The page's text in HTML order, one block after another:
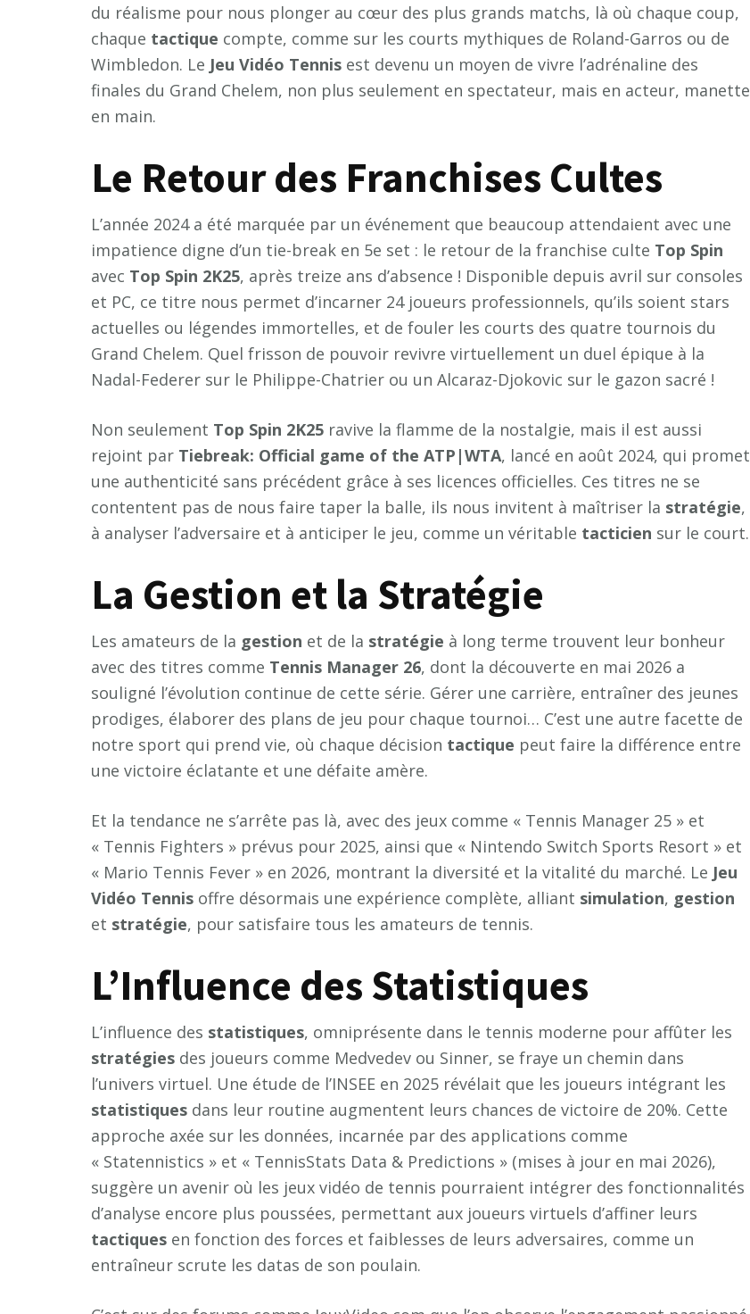
du réalisme pour nous plonger au cœur des plus grands matchs, là où chaque coup,
chaque tactique compte, comme sur les courts mythiques de Roland-Garros ou de
Wimbledon. Le Jeu Vidéo Tennis est devenu un moyen de vivre l’adrénaline des
finales du Grand Chelem, non plus seulement en spectateur, mais en acteur, manette
en main.
Le Retour des Franchises Cultes
L’année 2024 a été marquée par un événement que beaucoup attendaient avec une
impatience digne d’un tie-break en 5e set : le retour de la franchise culte Top Spin
avec Top Spin 2K25, après treize ans d’absence ! Disponible depuis avril sur consoles
et PC, ce titre nous permet d’incarner 24 joueurs professionnels, qu’ils soient stars
actuelles ou légendes immortelles, et de fouler les courts des quatre tournois du
Grand Chelem. Quel frisson de pouvoir revivre virtuellement un duel épique à la
Nadal-Federer sur le Philippe-Chatrier ou un Alcaraz-Djokovic sur le gazon sacré !
Non seulement Top Spin 2K25 ravive la flamme de la nostalgie, mais il est aussi
rejoint par Tiebreak: Official game of the ATP|WTA, lancé en août 2024, qui promet
une authenticité sans précédent grâce à ses licences officielles. Ces titres ne se
contentent pas de nous faire taper la balle, ils nous invitent à maîtriser la stratégie,
à analyser l’adversaire et à anticiper le jeu, comme un véritable tacticien sur le court.
La Gestion et la Stratégie
Les amateurs de la gestion et de la stratégie à long terme trouvent leur bonheur
avec des titres comme Tennis Manager 26, dont la découverte en mai 2026 a
souligné l’évolution continue de cette série. Gérer une carrière, entraîner des jeunes
prodiges, élaborer des plans de jeu pour chaque tournoi… C’est une autre facette de
notre sport qui prend vie, où chaque décision tactique peut faire la différence entre
une victoire éclatante et une défaite amère.
Et la tendance ne s’arrête pas là, avec des jeux comme « Tennis Manager 25 » et
« Tennis Fighters » prévus pour 2025, ainsi que « Nintendo Switch Sports Resort » et
« Mario Tennis Fever » en 2026, montrant la diversité et la vitalité du marché. Le Jeu
Vidéo Tennis offre désormais une expérience complète, alliant simulation, gestion
et stratégie, pour satisfaire tous les amateurs de tennis.
L’Influence des Statistiques
L’influence des statistiques, omniprésente dans le tennis moderne pour affûter les
stratégies des joueurs comme Medvedev ou Sinner, se fraye un chemin dans
l’univers virtuel. Une étude de l’INSEE en 2025 révélait que les joueurs intégrant les
statistiques dans leur routine augmentent leurs chances de victoire de 20%. Cette
approche axée sur les données, incarnée par des applications comme
« Statennistics » et « TennisStats Data & Predictions » (mises à jour en mai 2026),
suggère un avenir où les jeux vidéo de tennis pourraient intégrer des fonctionnalités
d’analyse encore plus poussées, permettant aux joueurs virtuels d’affiner leurs
tactiques en fonction des forces et faiblesses de leurs adversaires, comme un
entraîneur scrute les datas de son poulain.